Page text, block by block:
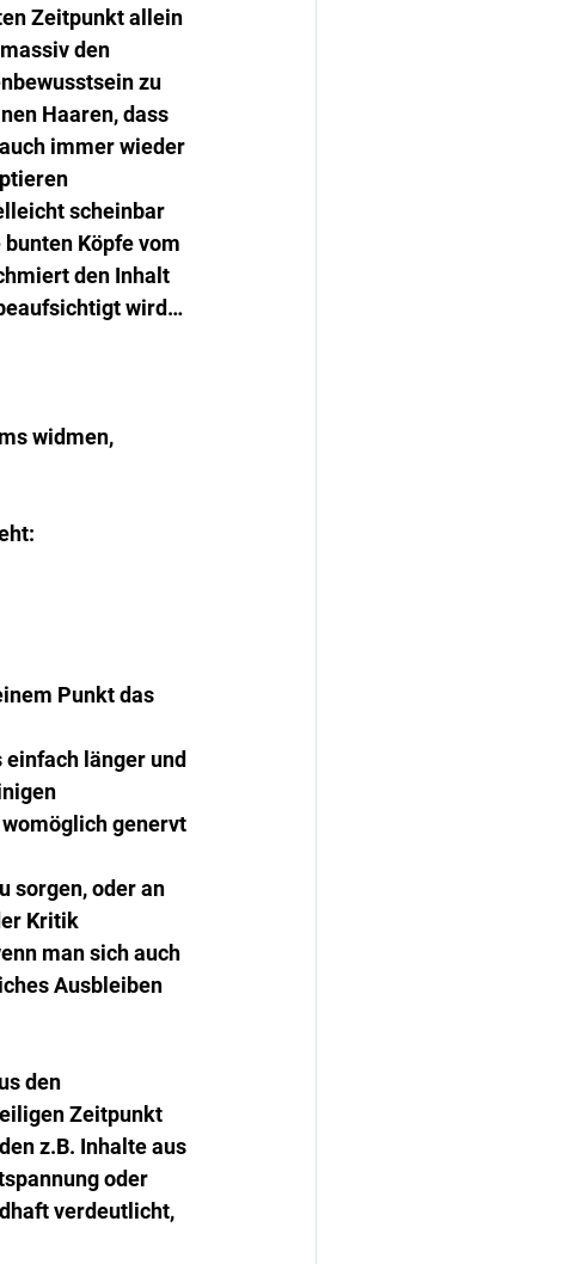
Zeitpunkt allein
den
zu
Haaren, dass
immer wieder
scheinbar
Köpfe vom
den Inhalt
wird…
widmen,
Punkt das
einfach länger und
genervt
sorgen, oder an
Kritik
man sich auch
Ausbleiben
den
Zeitpunkt
z.B. Inhalte aus
oder
verdeutlicht,